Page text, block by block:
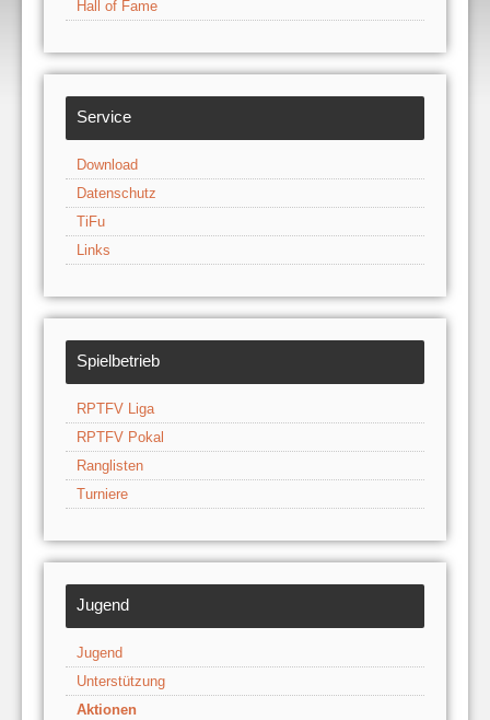
Hall of Fame
Service
Download
Datenschutz
TiFu
Links
Spielbetrieb
RPTFV Liga
RPTFV Pokal
Ranglisten
Turniere
Jugend
Jugend
Unterstützung
Aktionen